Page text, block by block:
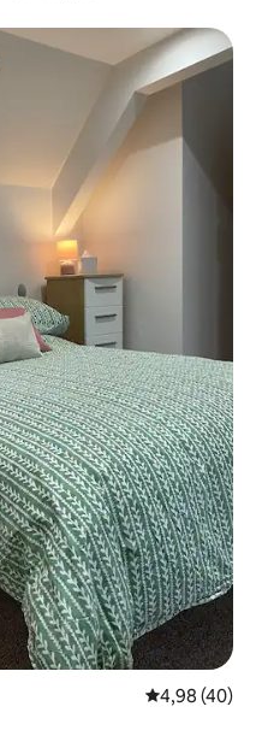
appréciés
Évaluation
4,98 (40)